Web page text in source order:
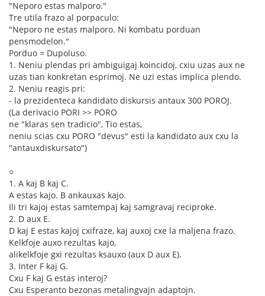
"Neporo estas malporo."
Tre utila frazo al porpaculo:
"Neporo ne estas malporo. Ni kombatu porduan
pensmodelon."
Porduo = Dupoluso.
1. Neniu plendas pri ambiguigaj koincidoj, cxiu uzas aux ne
uzas tian konkretan esprimoj. Ne uzi estas implica plendo.
2. Neniu reagis pri:
- la prezidenteca kandidato diskursis antaux 300 POROJ.
(La derivacio PORI >> PORO
ne "klaras sen tradicio", Tio estas,
neniu scias cxu PORO "devus" esti la kandidato aux cxu la
"antauxdiskursato")
○
1. A kaj B kaj C.
A estas kajo. B ankauxas kajo.
Ili tri kajoj estas samtempaj kaj samgravaj reciproke.
2. D aux E.
D kaj E estas kajoj cxifraze, kaj auxoj cxe la maljena frazo.
Kelkfoje auxo rezultas kajo,
alikelkfoje gxi rezultas ksauxo (aux D aux E).
3. Inter F kaj G.
Cxu F kaj G estas interoj?
Cxu Esperanto bezonas metalingvajn adaptojn.